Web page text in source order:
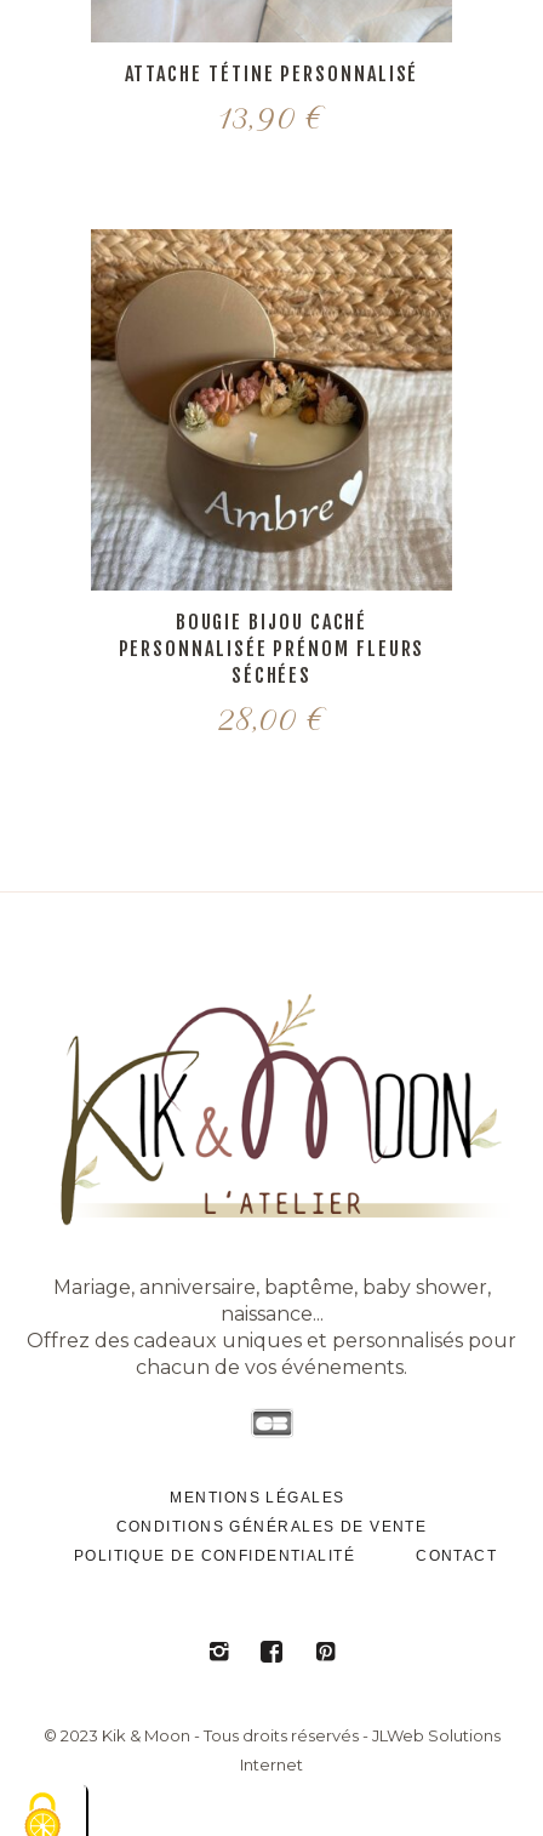
ATTACHE TÉTINE PERSONNALISÉ
13,90 €
BOUGIE BIJOU CACHÉ
PERSONNALISÉE PRÉNOM FLEURS
SÉCHÉES
28,00 €
Mariage, anniversaire, baptême, baby shower,
naissance...
Offrez des cadeaux uniques et personnalisés pour
chacun de vos événements.
MENTIONS LÉGALES
CONDITIONS GÉNÉRALES DE VENTE
POLITIQUE DE CONFIDENTIALITÉ
CONTACT
© 2023 Kik & Moon - Tous droits réservés - JLWeb Solutions
Internet